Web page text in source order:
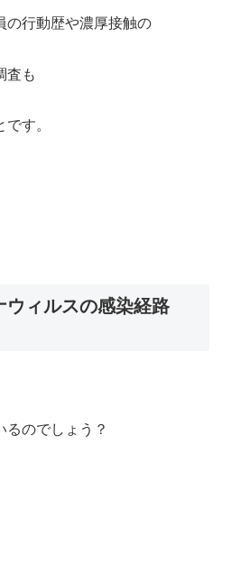
の行動歴や濃厚接触の
査も
す。
ウィルスの感染経路
るのでしょう？